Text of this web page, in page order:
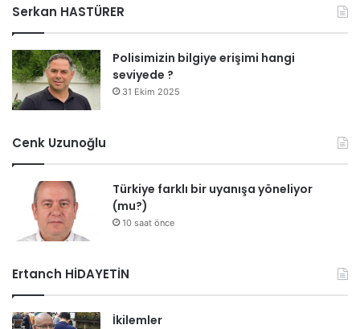
Serkan HASTÜRER
Polisimizin bilgiye erişimi hangi
seviyede ?
31 Ekim 2025
Cenk Uzunoğlu
Türkiye farklı bir uyanışa yöneliyor
(mu?)
10 saat önce
Ertanch HİDAYETİN
İkilemler